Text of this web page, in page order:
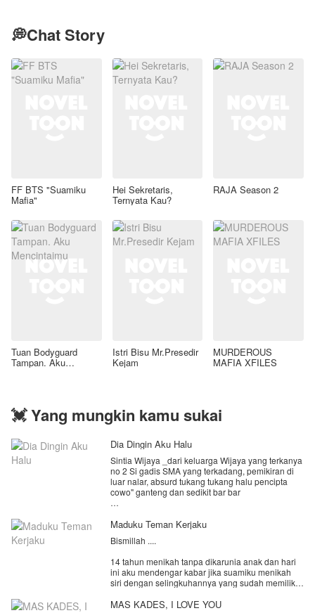
💭Chat Story
FF BTS "Suamiku
Mafia"
Hei Sekretaris,
Ternyata Kau?
RAJA Season 2
Tuan Bodyguard
Tampan. Aku
Istri Bisu Mr.Presedir
Kejam
MURDEROUS
MAFIA XFILES
💓 Yang mungkin kamu sukai
Dia Dingin Aku Halu
Sintia Wijaya _dari keluarga Wijaya yang terkanya
no 2 Si gadis SMA yang terkadang, pemikiran di
luar nalar, absurd tukang tukang halu pencipta
cowo" ganteng dan sedikit bar bar
muda,
istri. Selama bertahun-tahun, tak ada satu pun
segan dan takut padanya.
Maduku Teman Kerjaku
Bismillah ....
14 tahun menikah tanpa dikarunia anak dan hari
ini aku mendengar kabar jika suamiku menikah
siri dengan selingkuhannya yang sudah memiliki
MAS KADES, I LOVE YOU